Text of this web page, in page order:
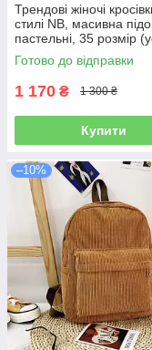
Трендові жіночі
стилі NB, масивна
пастельні, 35 розмір
22,5 см)
Готово до відправки
1 170 ₴ 1 300 ₴
Купити
–10%